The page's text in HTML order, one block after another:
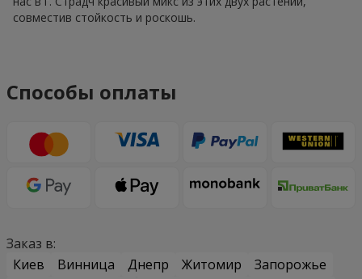
совместив стойкость и роскошь.
Способы оплаты
Заказ в:
Киев
Винница Днепр Житомир
Запорожье